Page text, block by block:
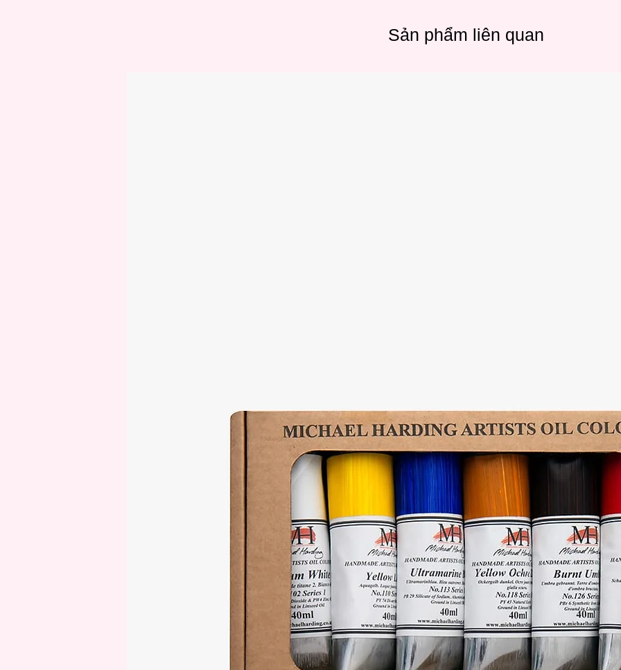
Sản phẩm liên quan